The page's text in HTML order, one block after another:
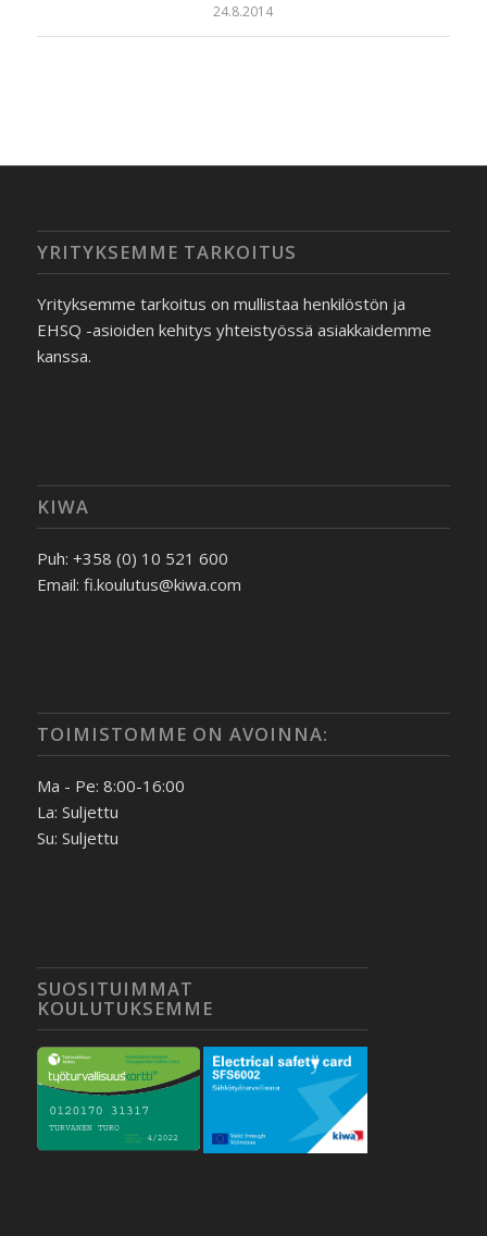
24.8.2014
YRITYKSEMME TARKOITUS
Yrityksemme tarkoitus on mullistaa henkilöstön ja
EHSQ -asioiden kehitys yhteistyössä asiakkaidemme
kanssa.
KIWA
Puh: +358 (0) 10 521 600
Email: fi.koulutus@kiwa.com
TOIMISTOMME ON AVOINNA:
Ma - Pe: 8:00-16:00
La: Suljettu
Su: Suljettu
SUOSITUIMMAT
KOULUTUKSEMME